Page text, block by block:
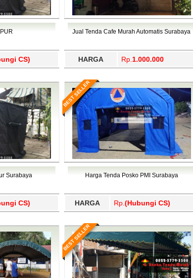
CS)
Jual Tenda Cafe Murah Automatis Surabaya
HARGA Rp. 1.000.000
Surabaya
CS)
BEST SELLER
Harga Tenda Posko PMI Surabaya
HARGA Rp. (Hubungi CS)
BEST SELLER